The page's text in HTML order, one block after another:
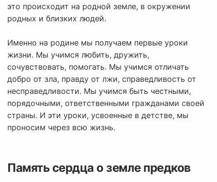
это происходит на родной земле, в окружении
родных и близких людей.
Именно на родине мы получаем первые уроки
жизни. Мы учимся любить, дружить,
сочувствовать, помогать. Мы учимся отличать
добро от зла, правду от лжи, справедливость от
несправедливости. Мы учимся быть честными,
порядочными, ответственными гражданами своей
страны. И эти уроки, усвоенные в детстве, мы
проносим через всю жизнь.
Память сердца о земле предков